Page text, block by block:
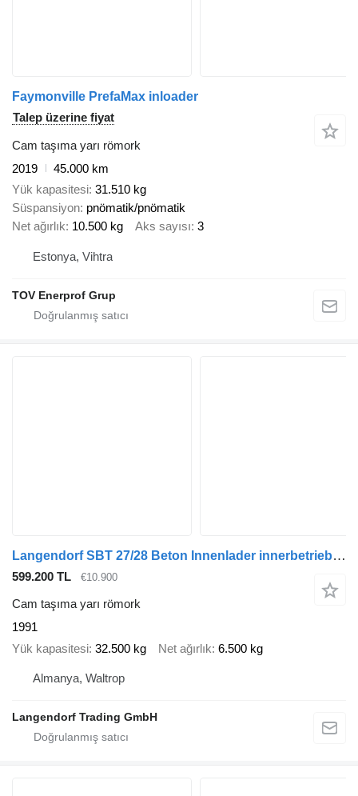
Faymonville PrefaMax inloader
Talep üzerine fiyat
Cam taşıma yarı römork
2019
45.000 km
Yük kapasitesi 31.510 kg
Süspansiyon pnömatik/pnömatik
Net ağırlık 10.500 kg Aks sayısı 3
Estonya, Vihtra
TOV Enerprof Grup
Langendorf SBT 27/28 Beton Innenlader innerbetrieblichen Einsatz
599.200 TL €10.900
Cam taşıma yarı römork
1991
Yük kapasitesi 32.500 kg Net ağırlık 6.500 kg
Almanya, Waltrop
Langendorf Trading GmbH